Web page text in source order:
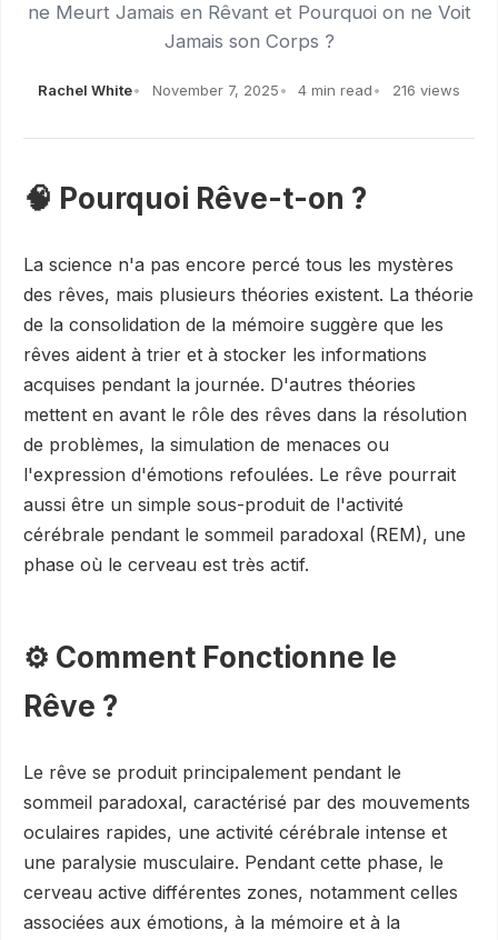
ne Meurt Jamais en Rêvant et Pourquoi on ne Voit
Jamais son Corps ?
Rachel White November 7, 2025 4 min read 216 views
🧠 Pourquoi Rêve-t-on ?
La science n'a pas encore percé tous les mystères
des rêves, mais plusieurs théories existent. La théorie
de la consolidation de la mémoire suggère que les
rêves aident à trier et à stocker les informations
acquises pendant la journée. D'autres théories
mettent en avant le rôle des rêves dans la résolution
de problèmes, la simulation de menaces ou
l'expression d'émotions refoulées. Le rêve pourrait
aussi être un simple sous-produit de l'activité
cérébrale pendant le sommeil paradoxal (REM), une
phase où le cerveau est très actif.
⚙️ Comment Fonctionne le
Rêve ?
Le rêve se produit principalement pendant le
sommeil paradoxal, caractérisé par des mouvements
oculaires rapides, une activité cérébrale intense et
une paralysie musculaire. Pendant cette phase, le
cerveau active différentes zones, notamment celles
associées aux émotions, à la mémoire et à la